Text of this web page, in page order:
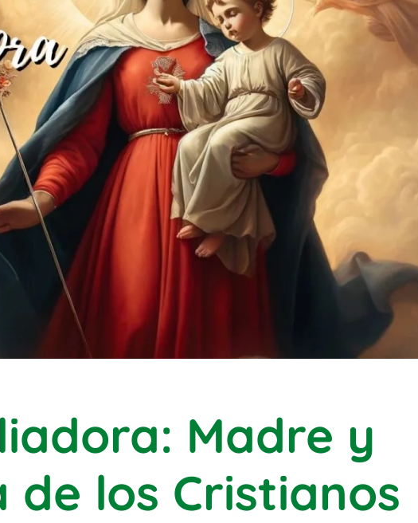
Madre y
los Cristianos